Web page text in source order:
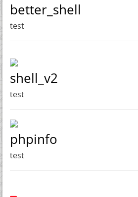
better_shell
test
shell_v2
test
phpinfo
test